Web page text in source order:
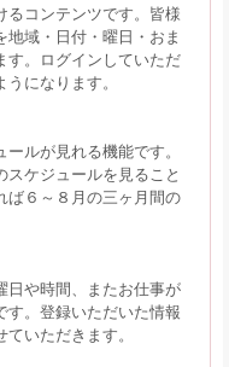
るコンテンツです。皆様
域・日付・曜日・おま
す。ログインしていただ
になります。
ルが見れる機能です。
ケジュールを見ること
ば６～８月の三ヶ月間の
日や時間、またお仕事が
す。登録いただいた情報
いただきます。